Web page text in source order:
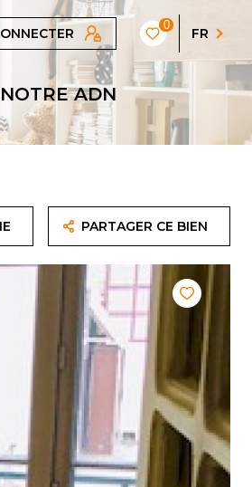
0
FR
NOTRE ADN
PARTAGER CE BIEN